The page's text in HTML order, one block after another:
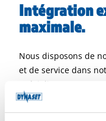
Intégration
maximale.
Nous disposons de
et de service dans
spécialistes peuvent
pour effectuer des
maintenance. Nous